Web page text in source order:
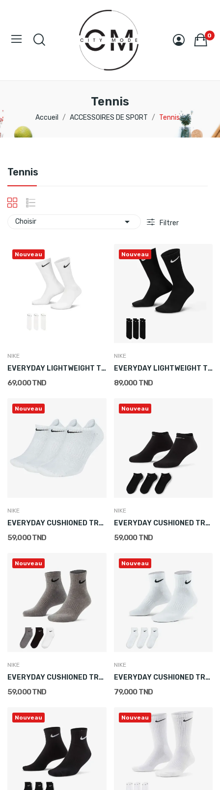
0
Tennis
Accueil ACCESSOIRES DE SPORT Tennis
Tennis
Choisir  Filtrer
Nouveau
NIKE
EVERYDAY LIGHTWEIGHT TRAINING CREW SOCKS (3 PAIRS)
69,000 TND
Nouveau
NIKE
EVERYDAY LIGHTWEIGHT TRAINING CREW SOCKS (3 PAIRS)
89,000 TND
Nouveau
NIKE
EVERYDAY CUSHIONED TRAINING NO-SHOW SOCKS (3...
59,000 TND
Nouveau
NIKE
EVERYDAY CUSHIONED TRAINING NO-SHOW SOCKS (3...
59,000 TND
Nouveau
NIKE
EVERYDAY CUSHIONED TRAINING ANKLE SOCKS (3 PAIRS)
59,000 TND
Nouveau
NIKE
EVERYDAY CUSHIONED TRAINING ANKLE SOCKS (3 PAIRS)
79,000 TND
Nouveau Nouveau